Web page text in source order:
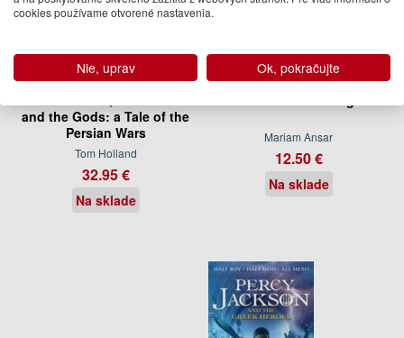
and the Gods: a Tale of the
Persian Wars
Tom Holland
32.95 €
Na sklade
Mariam Ansar
12.50 €
Na sklade
cookies používame otvorené nastavenia.
Nie, uprav Ok, pokračujte